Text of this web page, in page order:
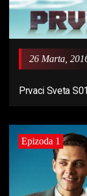
26 Marta,
Prvaci Sveta
Epizoda 1